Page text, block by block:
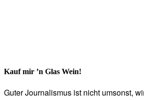
Kauf mir ’n Glas Wein!
Guter Journalismus ist nicht umsonst,